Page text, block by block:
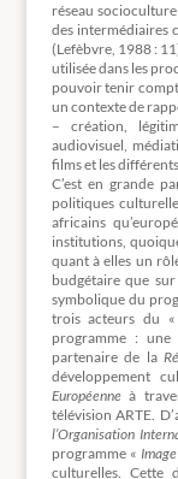
réseau
des intermédiaires
(Lefèbvre, 1988 :
utilisée dans les
pouvoir tenir
un contexte de
– création,
audiovisuel,
films et les
C’est en grande
politiques
africains
institutions,
quant à elles un
budgétaire que
symbolique du
trois acteurs du
programme :
partenaire de la
développement
Européenneà
télévision ARTE.
l’Organisation
programme « Image
culturelles. Cette